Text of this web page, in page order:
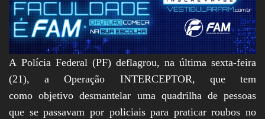
A Polícia Federal (PF) deflagrou, na última sexta-feira
(21), a Operação INTERCEPTOR, que tem
como objetivo desmantelar uma quadrilha de pessoas
que se passavam por policiais para praticar roubos no